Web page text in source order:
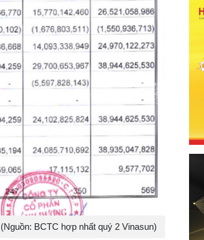
BCTC hợp nhất quý 2 Vinasun)